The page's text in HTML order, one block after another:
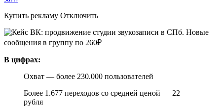
Купить рекламу Отключить
В цифрах:
Охват — более 230.000 пользователей
Более 1.677 переходов со средней ценой — 22
рубля